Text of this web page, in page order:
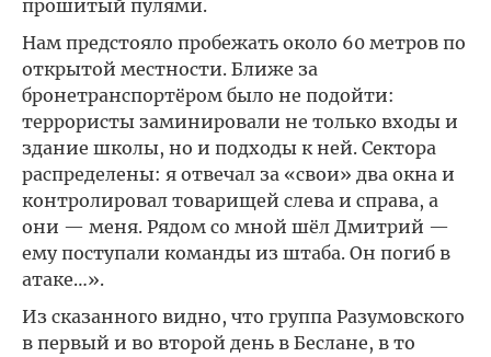
прошитый пулями.
Нам предстояло пробежать около 60 метров по
открытой местности. Ближе за
бронетранспортёром было не подойти:
террористы заминировали не только входы и
здание школы, но и подходы к ней. Сектора
распределены: я отвечал за «свои» два окна и
контролировал товарищей слева и справа, а
они — меня. Рядом со мной шёл Дмитрий —
ему поступали команды из штаба. Он погиб в
атаке…».
Из сказанного видно, что группа Разумовского
в первый и во второй день в Беслане, в то